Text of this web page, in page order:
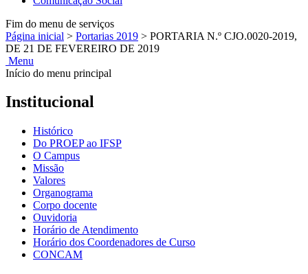
Fim do menu de serviços
Página inicial > Portarias 2019 > PORTARIA N.º CJO.0020-2019,
DE 21 DE FEVEREIRO DE 2019
Menu
Início do menu principal
Institucional
Histórico
Do PROEP ao IFSP
O Campus
Missão
Valores
Organograma
Corpo docente
Ouvidoria
Horário de Atendimento
Horário dos Coordenadores de Curso
CONCAM